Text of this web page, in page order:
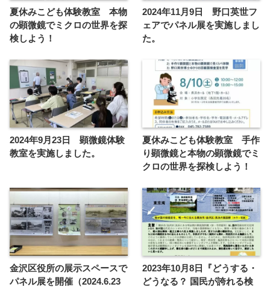
夏休みこども体験教室 本物
の顕微鏡でミクロの世界を探
検しよう！
2024年11月9日 野口英世フ
ェアでパネル展を実施しまし
た。
2024年9月23日 顕微鏡体験
教室を実施しました。
夏休みこども体験教室 手作
り顕微鏡と本物の顕微鏡でミ
クロの世界を探検しよう！
金沢区役所の展示スペースで
パネル展を開催（2024.6.23
2023年10月8日『どうする・
どうなる？ 国民が誇れる検